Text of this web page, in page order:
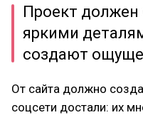
Проект должен
яркими
создают
От сайта должно
соцсети достали: их